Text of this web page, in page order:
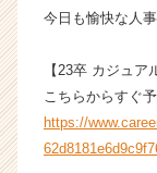
今日も愉快な人
【23卒 カジュア
こちらからすぐ
https://